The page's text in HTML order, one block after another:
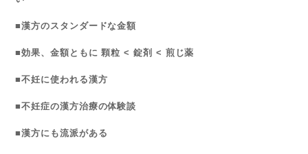
■漢方のスタンダードな金額
■効果、金額ともに 顆粒 < 錠剤 < 煎じ薬
■不妊に使われる漢方
■不妊症の漢方治療の体験談
■漢方にも流派がある